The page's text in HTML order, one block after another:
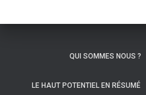
QUI SOMMES NOUS ?
LE HAUT POTENTIEL EN RÉSUMÉ